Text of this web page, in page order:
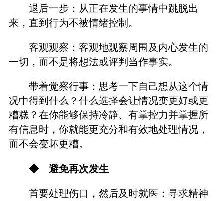
退后一步：从正在发生的事情中跳脱出
来，直到行为不被情绪控制。
客观观察：客观地观察周围及内心发生的
一切，而不是将想法或评判当作事实。
带着觉察行事：思考一下自己想从这个情
况中得到什么？什么选择会让情况变更好或更
糟糕？在你能够保持冷静、有掌控力并掌握所
有信息时，你就能更充分和有效地处理情况，
而不会变坏更糟。
◆ 避免再次发生
首要处理伤口，然后及时就医：寻求精神